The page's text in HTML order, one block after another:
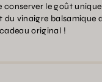
le goût unique
du vinaigre balsamique
original !